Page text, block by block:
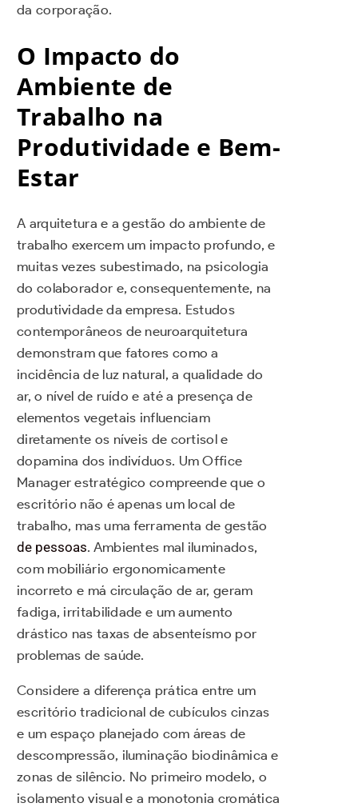
da corporação.
O Impacto do
Ambiente de
Trabalho na
Produtividade e Bem-
Estar
A arquitetura e a gestão do ambiente de
trabalho exercem um impacto profundo, e
muitas vezes subestimado, na psicologia
do colaborador e, consequentemente, na
produtividade da empresa. Estudos
contemporâneos de neuroarquitetura
demonstram que fatores como a
incidência de luz natural, a qualidade do
ar, o nível de ruído e até a presença de
elementos vegetais influenciam
diretamente os níveis de cortisol e
dopamina dos indivíduos. Um Office
Manager estratégico compreende que o
escritório não é apenas um local de
trabalho, mas uma ferramenta de gestão
de pessoas. Ambientes mal iluminados,
com mobiliário ergonomicamente
incorreto e má circulação de ar, geram
fadiga, irritabilidade e um aumento
drástico nas taxas de absenteísmo por
problemas de saúde.
Considere a diferença prática entre um
escritório tradicional de cubículos cinzas
e um espaço planejado com áreas de
descompressão, iluminação biodinâmica e
zonas de silêncio. No primeiro modelo, o
isolamento visual e a monotonia cromática